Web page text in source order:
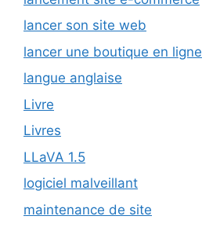
lancer son site web
lancer une boutique en ligne
langue anglaise
Livre
Livres
LLaVA 1.5
logiciel malveillant
maintenance de site